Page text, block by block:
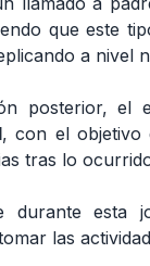
que este
a nivel
posterior, el
, con el objetivo
tras lo
durante esta
las